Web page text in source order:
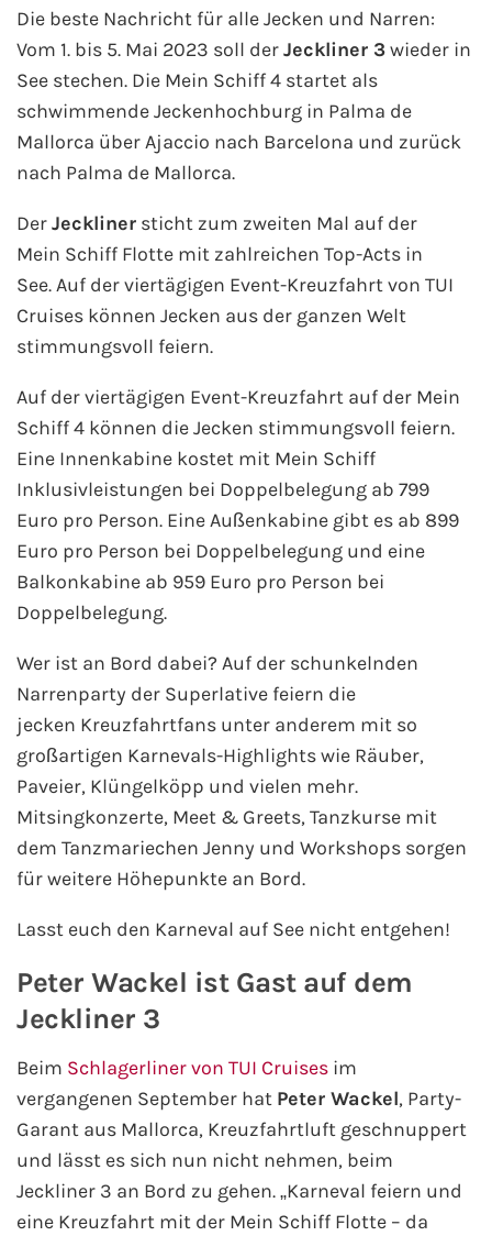
Fähre buchen
Color Line
DFDS Seaways
FRS Baltic
Stena Line
Fähre nach Dänemark
Fähre nach Norwegen
Fähre nach Schweden
Fähre nach Finnland
Fähre nach Litauen
Fähre nach Lettland
Wissenswertes
Kreuzfahrt-Kalender
Kreuzfahrt-Bücher
Kreuzfahrt gewinnen
Kreuzfahrt-Quiz
Reiseversicherungen
Flug buchen
Die beste Nachricht für alle Jecken und Narren:
Vom 1. bis 5. Mai 2023 soll derJeckliner 3wieder in
See stechen. Die Mein Schiff 4 startet als
schwimmende Jeckenhochburg in Palma de
Mallorca über Ajaccio nach Barcelona und zurück
nach Palma de Mallorca.
DerJeckliner sticht zum zweiten Mal auf der
Mein Schiff Flotte mit zahlreichen Top-Acts in
See. Auf der viertägigen Event-Kreuzfahrt von TUI
Cruises können Jecken aus der ganzen Welt
stimmungsvoll feiern.
Auf der viertägigen Event-Kreuzfahrt auf der Mein
Schiff 4 können die Jecken stimmungsvoll feiern.
Eine Innenkabine kostet mit Mein Schiff
Inklusivleistungen bei Doppelbelegung ab 799
Euro pro Person. Eine Außenkabine gibt es ab 899
Euro pro Person bei Doppelbelegung und eine
Balkonkabine ab 959 Euro pro Person bei
Doppelbelegung.
Wer ist an Bord dabei? Auf der schunkelnden
Narrenparty der Superlative feiern die
jecken Kreuzfahrtfans unter anderem mit so
großartigen Karnevals-Highlights wie Räuber,
Paveier, Klüngelköpp und vielen mehr.
Mitsingkonzerte, Meet & Greets, Tanzkurse mit
dem Tanzmariechen Jenny und Workshops sorgen
für weitere Höhepunkte an Bord.
Lasst euch den Karneval auf See nicht entgehen!
Peter Wackel ist Gast auf dem
Jeckliner 3
Beim Schlagerliner von TUI Cruises im
vergangenen September hat Peter Wackel, Party-
Garant aus Mallorca, Kreuzfahrtluft geschnuppert
und lässt es sich nun nicht nehmen, beim
Jeckliner 3 an Bord zu gehen. „Karneval feiern und
eine Kreuzfahrt mit der Mein Schiff Flotte – da